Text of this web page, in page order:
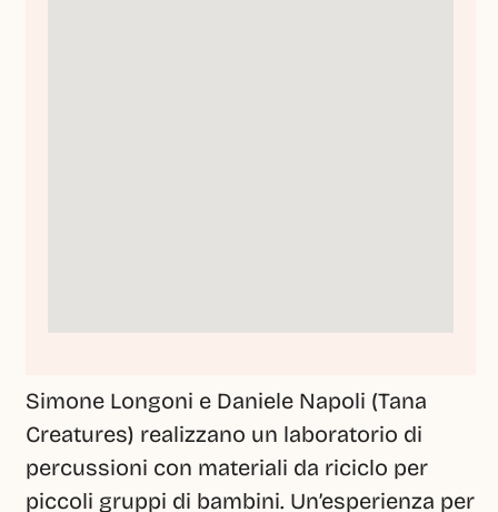
Simone Longoni e Daniele Napoli (Tana
Creatures) realizzano un laboratorio di
percussioni con materiali da riciclo per
piccoli gruppi di bambini. Un’esperienza per